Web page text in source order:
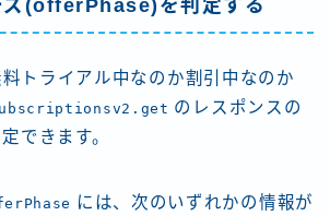
ズ(offerPhase)を判定する
トライアル中なのか割引中なのか
のレスポンスの
できます。
には、次のいずれかの情報が